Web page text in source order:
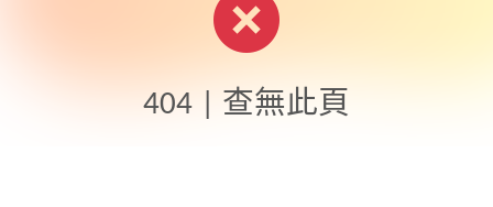
404 | 查無此頁